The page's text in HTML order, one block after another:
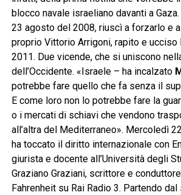
blocco navale israeliano davanti a
23 agosto del 2008, riuscì a forzarlo e a
proprio Vittorio Arrigoni, rapito e ucciso
2011. Due vicende, che si uniscono
dell’Occidente. «Israele – ha incalzato
potrebbe fare quello che fa senza il
E come loro non lo potrebbe fare la
o i mercati di schiavi che vendono
all’altra del Mediterraneo». Mercoledì
ha toccato il diritto internazionale con
giurista e docente all’Università degli
Graziano Graziani, scrittore e
Fahrenheit su Rai Radio 3. Partendo